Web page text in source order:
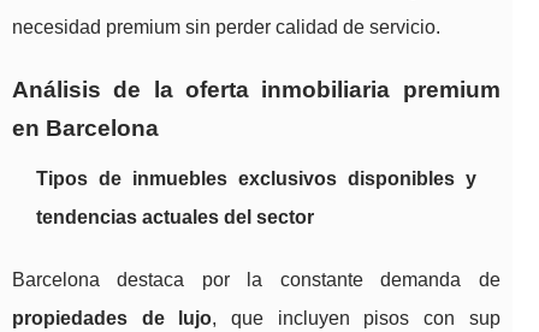
necesidad premium sin perder calidad de servicio.
Análisis de la oferta inmobiliaria premium
en Barcelona
Tipos de inmuebles exclusivos disponibles y
tendencias actuales del sector
Barcelona destaca por la constante demanda de
propiedades de lujo, que incluyen pisos con sup